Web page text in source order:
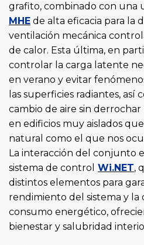
grafito, combinado con una
MHE de alta eficacia para la
ventilación mecánica
de calor. Esta última, en
controlar la carga latente
en verano y evitar
las superficies radiantes, así
cambio de aire sin
en edificios muy aislados
natural como el que nos
La interacción del conjunto
sistema de control Wi.NET,
distintos elementos para
rendimiento del sistema y la
consumo energético,
bienestar y salubridad